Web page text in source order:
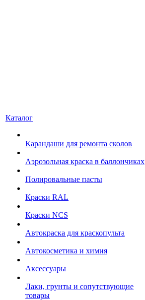
Каталог
Карандаши для ремонта сколов
Аэрозольная краска в баллончиках
Полировальные пасты
Краски RAL
Краски NCS
Автокраска для краскопульта
Автокосметика и химия
Аксессуары
Лаки, грунты и сопутствующие
товары